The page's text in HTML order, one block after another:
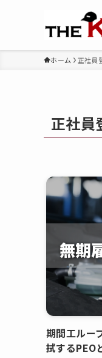
ホーム 正社員
正社員
期間工ルー
拭するPEO